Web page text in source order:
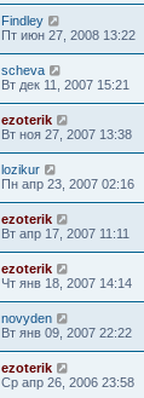
Findley
Пт июн 27, 2008 13:22
sсheva
Вт дек 11, 2007 15:21
ezoterik
Вт ноя 27, 2007 13:38
lozikur
Пн апр 23, 2007 02:16
ezoterik
Вт апр 17, 2007 11:11
ezoterik
Чт янв 18, 2007 14:14
novyden
Вт янв 09, 2007 22:22
ezoterik
Ср апр 26, 2006 23:58